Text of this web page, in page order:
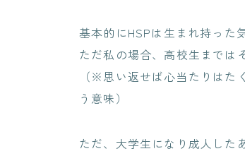
基本的にHSPは生まれ持った
ただ私の場合、高校生までは
（※思い返せば心当たりはた
う意味）
ただ、大学生になり成人した